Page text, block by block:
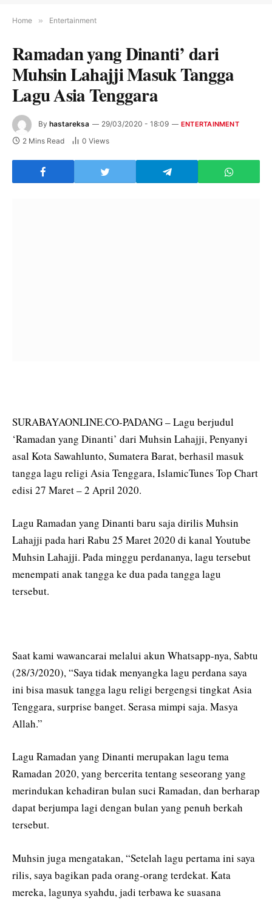
Home » Entertainment
Ramadan yang Dinanti’ dari
Muhsin Lahajji Masuk Tangga
Lagu Asia Tenggara
By hastareksa 29/03/2020 - 18:09 ENTERTAINMENT
2 Mins Read 0 Views
SURABAYAONLINE.CO-PADANG – Lagu berjudul
‘Ramadan yang Dinanti’ dari Muhsin Lahajji, Penyanyi
asal Kota Sawahlunto, Sumatera Barat, berhasil masuk
tangga lagu religi Asia Tenggara, IslamicTunes Top Chart
edisi 27 Maret – 2 April 2020.
Lagu Ramadan yang Dinanti baru saja dirilis Muhsin
Lahajji pada hari Rabu 25 Maret 2020 di kanal Youtube
Muhsin Lahajji. Pada minggu perdananya, lagu tersebut
menempati anak tangga ke dua pada tangga lagu
tersebut.
Saat kami wawancarai melalui akun Whatsapp-nya, Sabtu
(28/3/2020), “Saya tidak menyangka lagu perdana saya
ini bisa masuk tangga lagu religi bergengsi tingkat Asia
Tenggara, surprise banget. Serasa mimpi saja. Masya
Allah.”
Lagu Ramadan yang Dinanti merupakan lagu tema
Ramadan 2020, yang bercerita tentang seseorang yang
merindukan kehadiran bulan suci Ramadan, dan berharap
dapat berjumpa lagi dengan bulan yang penuh berkah
tersebut.
Muhsin juga mengatakan, “Setelah lagu pertama ini saya
rilis, saya bagikan pada orang-orang terdekat. Kata
mereka, lagunya syahdu, jadi terbawa ke suasana